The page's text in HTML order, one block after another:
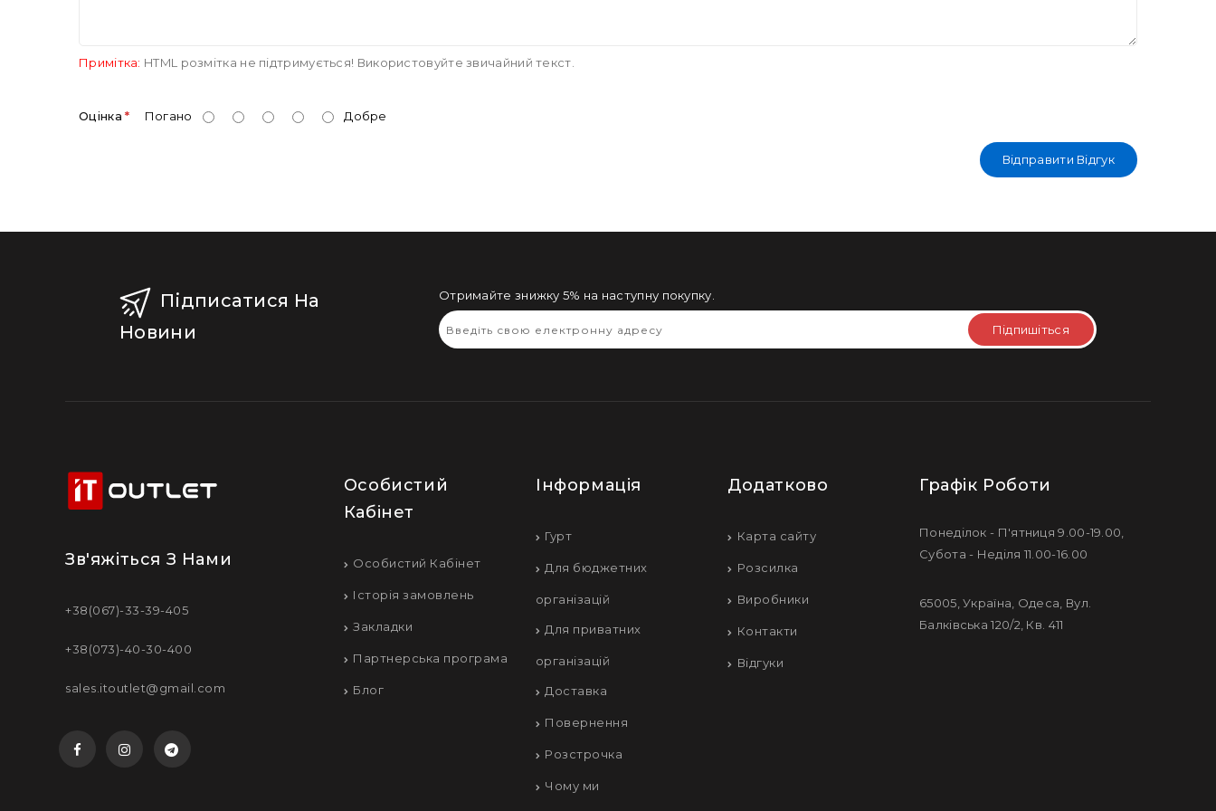
Підписатися На
Отримайте знижку 5% на наступну покупку.
+38(067)-33-39-405
+38(073)-40-30-400
Особистий
Особистий Кабінет
Історія замовлень
Закладки
Партнерська програма
Гурт
Для бюджетних
організацій
Для приватних
організацій
Доставка
Повернення
Розстрочка
Карта сайту
Розсилка
Виробники
Контакти
Понеділок - П'ятниця 9.00-19.00,